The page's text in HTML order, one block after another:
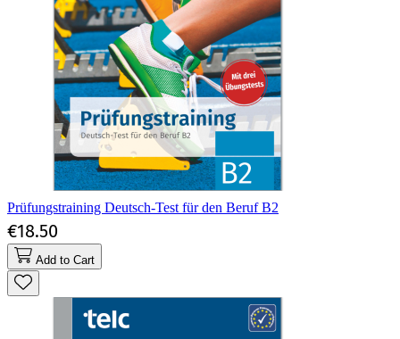
Prüfungstraining Deutsch-Test für den Beruf B2
€18.50
Add to Cart